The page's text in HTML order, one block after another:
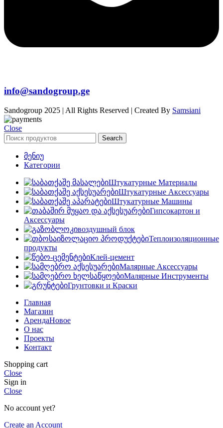
info@sandogroup.ge
Sandogroup 2025 | All Rights Reserved | Created By Samsiani
Close
Search
მენიუ
Категории
Штукатурные Материалы
Штукатурные Аксессуары
Штукатурные Машины
Гипсокартон и
Аксессуары
воздушный блок
Теплоизоляционные
продукты
Клей-цемент
Малярные Аксессуары
Малярные Инструменты
Грунтовки и Краски
Главная
Магазин
АрендаНовое
О нас
Проекты
Контакт
Shopping cart
Close
Sign in
Close
No account yet?
Create an Account